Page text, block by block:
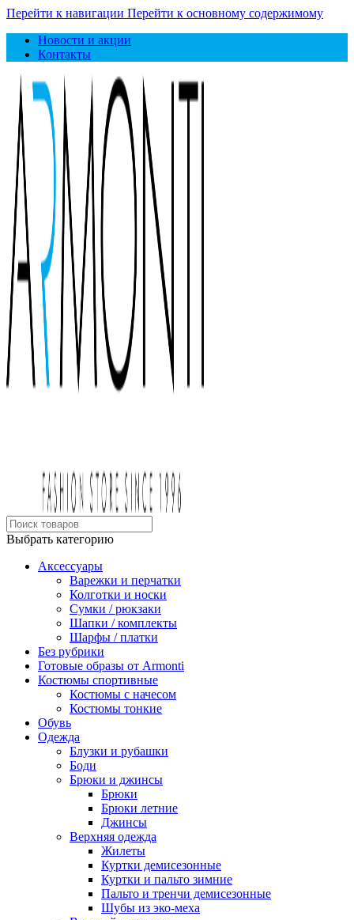
Перейти к навигации Перейти к основному содержимому
Новости и акции
Контакты
Выбрать категорию
Аксессуары
Варежки и перчатки
Колготки и носки
Сумки / рюкзаки
Шапки / комплекты
Шарфы / платки
Без рубрики
Готовые образы от Armonti
Костюмы спортивные
Костюмы с начесом
Костюмы тонкие
Обувь
Одежда
Блузки и рубашки
Боди
Брюки и джинсы
Брюки
Брюки летние
Джинсы
Верхняя одежда
Жилеты
Куртки демисезонные
Куртки и пальто зимние
Пальто и тренчи демисезонные
Шубы из эко-меха